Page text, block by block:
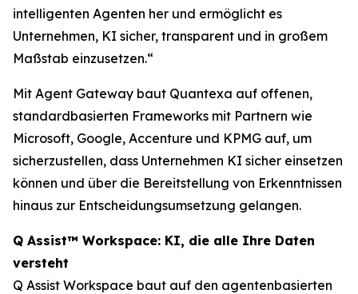
intelligenten Agenten her und ermöglicht es
Unternehmen, KI sicher, transparent und in großem
Maßstab einzusetzen.“
Mit Agent Gateway baut Quantexa auf offenen,
standardbasierten Frameworks mit Partnern wie
Microsoft, Google, Accenture und KPMG auf, um
sicherzustellen, dass Unternehmen KI sicher einsetzen
können und über die Bereitstellung von Erkenntnissen
hinaus zur Entscheidungsumsetzung gelangen.
Q Assist™ Workspace: KI, die alle Ihre Daten
versteht
Q Assist Workspace baut auf den agentenbasierten